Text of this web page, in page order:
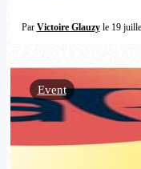
Par Victoire Glauzyle 19
Event